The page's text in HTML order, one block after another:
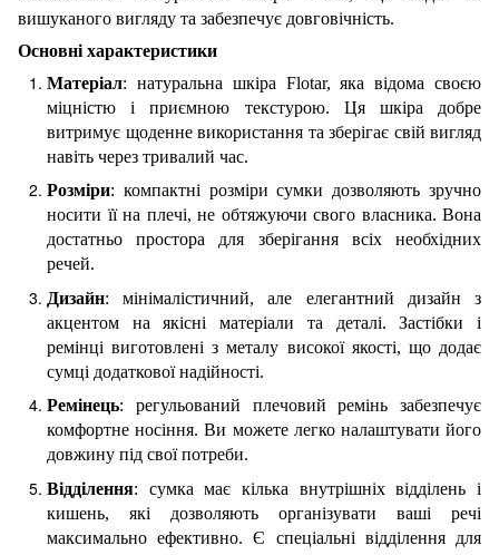
вишуканого вигляду та забезпечує довговічність.
Основні характеристики
Матеріал: натуральна шкіра Flotar, яка відома своєю
міцністю і приємною текстурою. Ця шкіра добре
витримує щоденне використання та зберігає свій вигляд
навіть через тривалий час.
Розміри: компактні розміри сумки дозволяють зручно
носити її на плечі, не обтяжуючи свого власника. Вона
достатньо простора для зберігання всіх необхідних
речей.
Дизайн: мінімалістичний, але елегантний дизайн з
акцентом на якісні матеріали та деталі. Застібки і
ремінці виготовлені з металу високої якості, що додає
сумці додаткової надійності.
Ремінець: регульований плечовий ремінь забезпечує
комфортне носіння. Ви можете легко налаштувати його
довжину під свої потреби.
Відділення: сумка має кілька внутрішніх відділень і
кишень, які дозволяють організувати ваші речі
максимально ефективно. Є спеціальні відділення для